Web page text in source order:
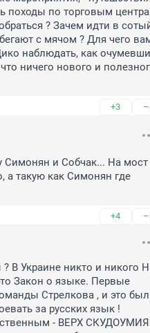
походы по торговым
? Зачем идти в
с мячом ? Для чего
наблюдать, как
ничего нового и
+3
Симонян и Собчак... На мост
а такую как Симонян где
+4
В Украине никто и никого
Закон о языке. Первые
Стрелкова , и это
за русских язык !
- ВЕРХ СКУДОУМИЯ